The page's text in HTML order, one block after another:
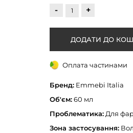
- +
Оплата частинами
Бренд: Emmebi Italia
Об'єм:60 мл
Проблематика: Для
Зона застосування: